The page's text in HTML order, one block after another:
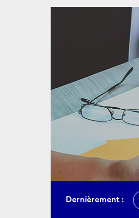
Dernièrement :